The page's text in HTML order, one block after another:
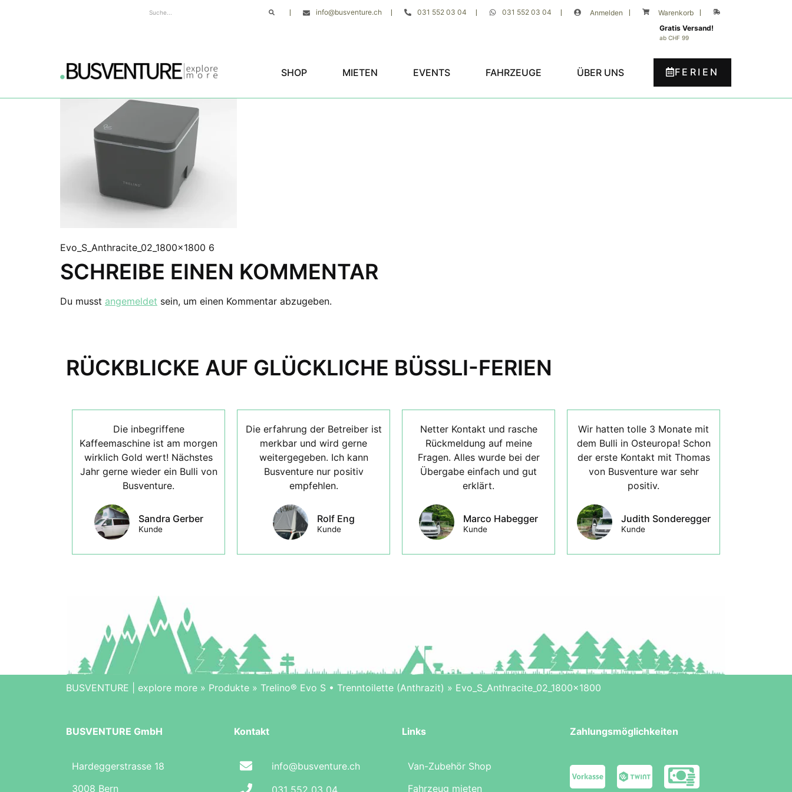
info@busventure.ch 031 552 03 04 031 552 03 04 Anmelden Warenkorb
Gratis Versand!
ab CHF 99
SHOP MIETEN EVENTS FAHRZEUGE ÜBER UNS FERIEN
Evo_S_Anthracite_02_1800x1800 6
SCHREIBE EINEN KOMMENTAR
Du musst angemeldet sein, um einen Kommentar abzugeben.
RÜCKBLICKE AUF GLÜCKLICHE BÜSSLI-FERIEN
Die inbegriffene
Kaffeemaschine ist am morgen
wirklich Gold wert! Nächstes
Jahr gerne wieder ein Bulli von
Busventure.
Sandra Gerber
Kunde
Die erfahrung der Betreiber ist
merkbar und wird gerne
weitergegeben. Ich kann
Busventure nur positiv
empfehlen.
Rolf Eng
Kunde
Netter Kontakt und rasche
Rückmeldung auf meine
Fragen. Alles wurde bei der
Übergabe einfach und gut
erklärt.
Marco Habegger
Kunde
Wir hatten tolle 3 Monate mit
dem Bulli in Osteuropa! Schon
der erste Kontakt mit Thomas
von Busventure war sehr
positiv.
Judith Sonderegger
Kunde
BUSVENTURE | explore more » Produkte » Trelino® Evo S • Trenntoilette (Anthrazit) » Evo_S_Anthracite_02_1800x1800
BUSVENTURE GmbH
Hardeggerstrasse 18
3008 Bern
Kontakt
info@busventure.ch
031 552 03 04
Links
Van-Zubehör Shop
Fahrzeug mieten
Zahlungsmöglichkeiten